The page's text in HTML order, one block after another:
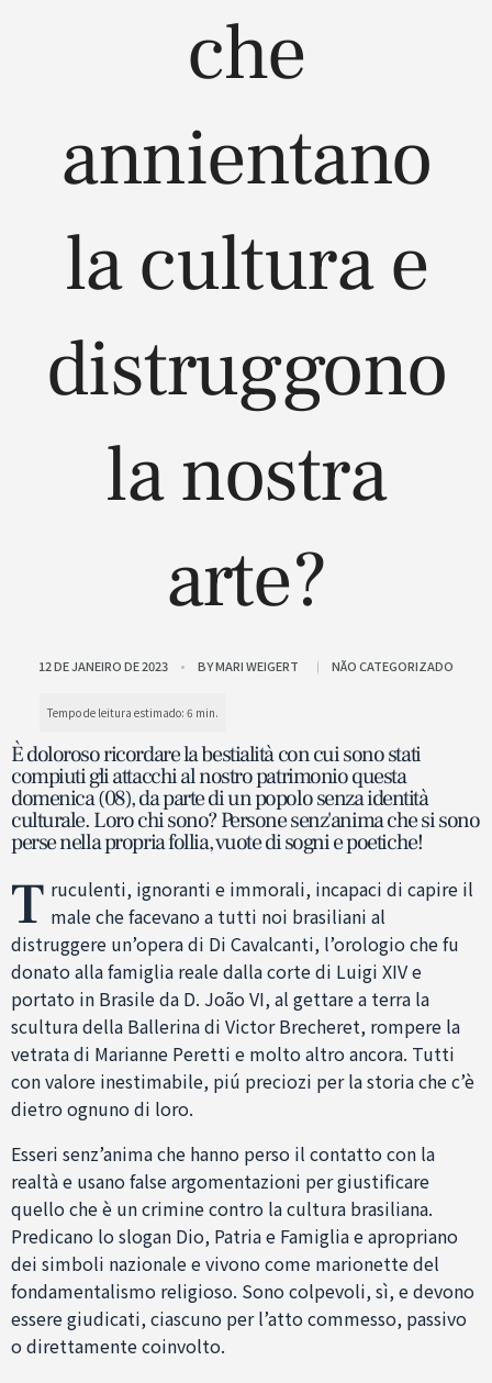
che
annientano
la cultura e
distruggono
la nostra
arte?
12 DE JANEIRO DE 2023 BYMARI WEIGERT NÃO CATEGORIZADO
È doloroso ricordare la bestialità con cui sono stati
compiuti gli attacchi al nostro patrimonio questa
domenica (08), da parte di un popolo senza identità
culturale. Loro chi sono? Persone senz'anima che si sono
perse nella propria follia, vuote di sogni e poetiche!
T ruculenti, ignoranti e immorali, incapaci di capire il
male che facevano a tutti noi brasiliani al
distruggere un’opera di Di Cavalcanti, l’orologio che fu
donato alla famiglia reale dalla corte di Luigi XIV e
portato in Brasile da D. João VI, al gettare a terra la
scultura della Ballerina di Victor Brecheret, rompere la
vetrata di Marianne Peretti e molto altro ancora. Tutti
con valore inestimabile, piú preciozi per la storia che c’è
dietro ognuno di loro.
Esseri senz’anima che hanno perso il contatto con la
realtà e usano false argomentazioni per giustificare
quello che è un crimine contro la cultura brasiliana.
Predicano lo slogan Dio, Patria e Famiglia e apropriano
dei simboli nazionale e vivono come marionette del
fondamentalismo religioso. Sono colpevoli, sì, e devono
essere giudicati, ciascuno per l’atto commesso, passivo
o direttamente coinvolto.